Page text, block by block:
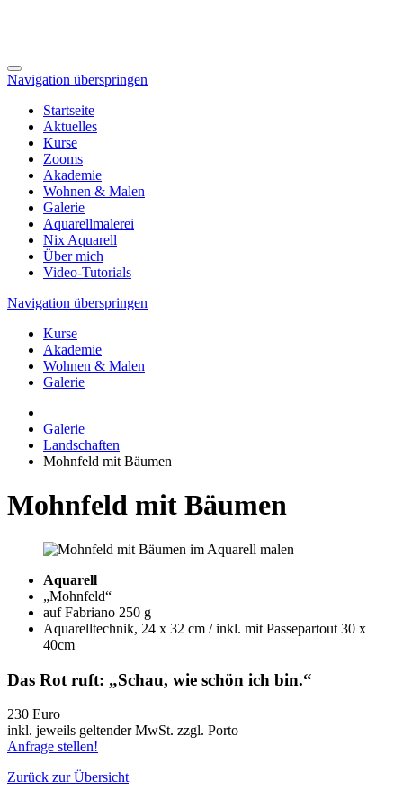
Navigation überspringen
Startseite
Aktuelles
Kurse
Zooms
Akademie
Wohnen & Malen
Galerie
Aquarellmalerei
Nix Aquarell
Über mich
Video-Tutorials
Navigation überspringen
Kurse
Akademie
Wohnen & Malen
Galerie
Galerie
Landschaften
Mohnfeld mit Bäumen
Mohnfeld mit Bäumen
Aquarell
„Mohnfeld“
auf Fabriano 250 g
Aquarelltechnik, 24 x 32 cm / inkl. mit Passepartout 30 x
40cm
Das Rot ruft: „Schau, wie schön ich bin.“
230 Euro
inkl. jeweils geltender MwSt. zzgl. Porto
Anfrage stellen!
Zurück zur Übersicht